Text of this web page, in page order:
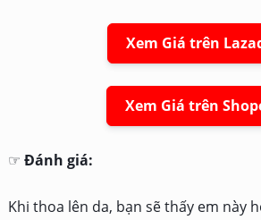
Xem Giá trên
Xem Giá trên
☞ Đánh giá:
Khi thoa lên da, bạn sẽ thấy em này